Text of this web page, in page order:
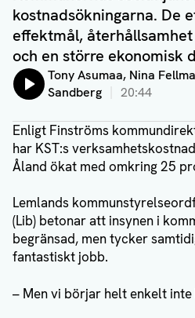
kostnadsökningarna. De
effektmål,
och en större ekonomisk
Lyssna på:
Tony Asumaa, Nina
Sandberg
20:44
Enligt Finströms
har KST:s
Åland ökat med omkring 25
Lemlands
(Lib) betonar att insynen i
begränsad, men tycker
fantastiskt jobb.
– Men vi börjar helt enkelt inte